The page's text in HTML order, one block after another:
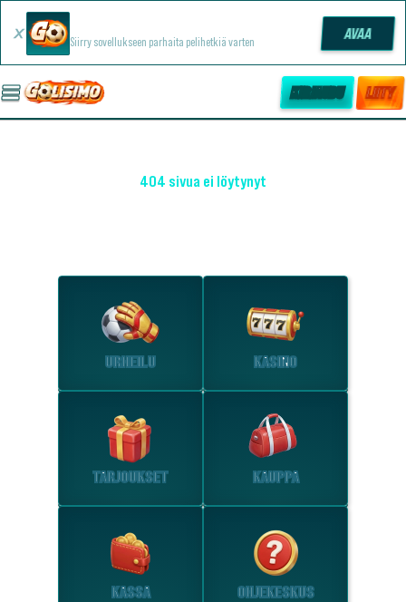
Siirry sovellukseen parhaita pelihetkiä varten AVAA
KIRJAUDU LIITY
404 sivua ei löytynyt
URHEILU KASINO
TARJOUKSET KAUPPA
KASSA OHJEKESKUS